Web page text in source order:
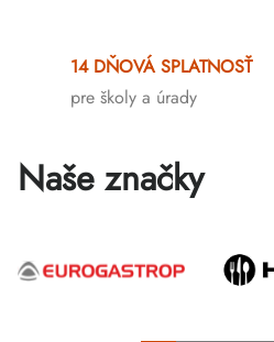
14 DŇOVÁ SPLATNOSŤ
pre školy a úrady
Naše značky